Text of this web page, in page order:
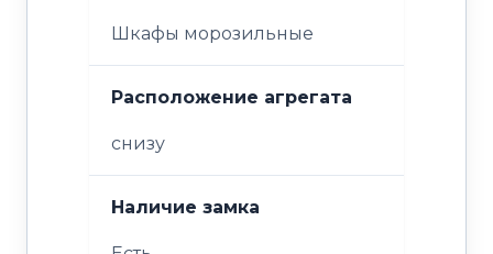
Шкафы морозильные
Расположение агрегата
снизу
Наличие замка